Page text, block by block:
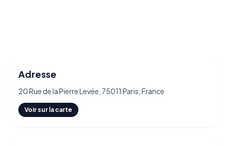
Adresse
20 Rue de la Pierre Levée, 75011 Paris, France
Voir sur la carte